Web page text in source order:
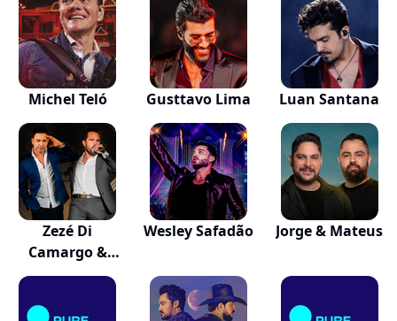
Michel Teló Gusttavo Lima Luan Santana
Zezé Di
Camargo &
Luciano
Wesley Safadão Jorge & Mateus